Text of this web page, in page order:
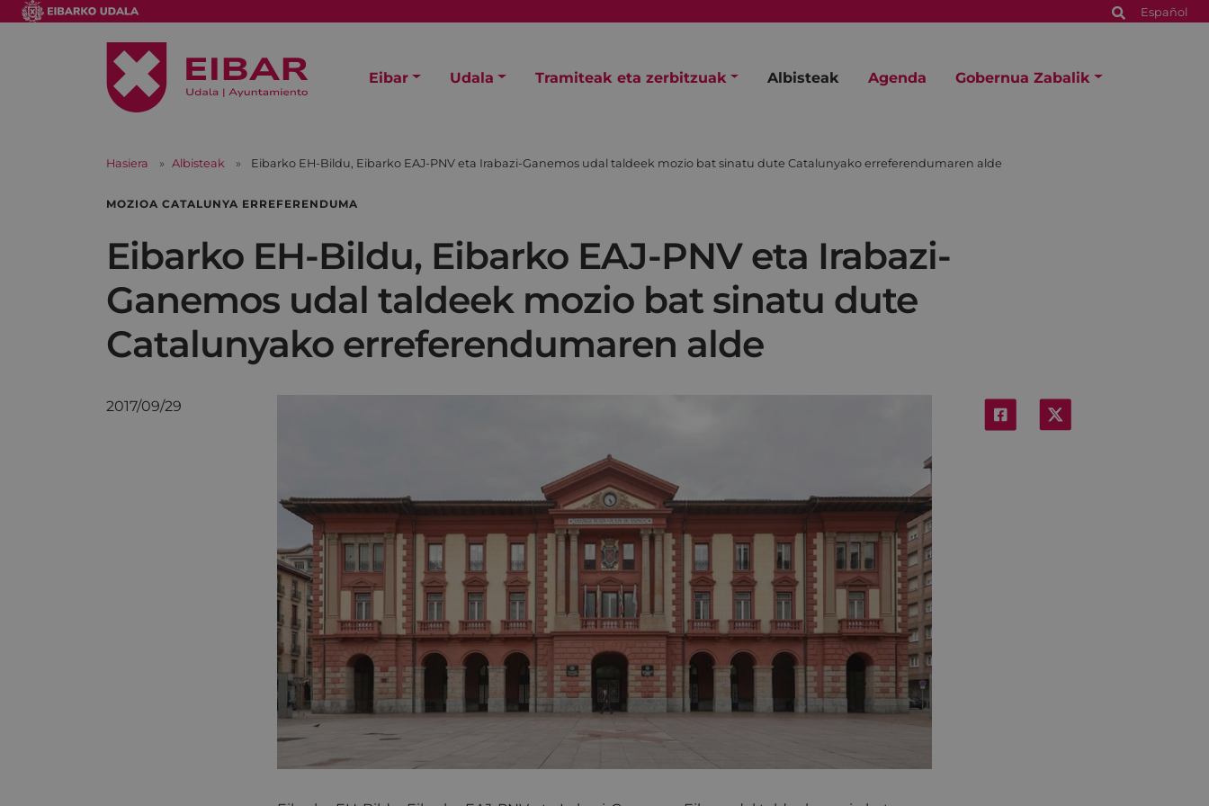
Español
Eibar Udala Tramiteak eta zerbitzuak Albisteak Agenda Gobernua Zabalik
Hasiera Albisteak Eibarko EH-Bildu, Eibarko EAJ-PNV eta Irabazi-Ganemos udal taldeek mozio bat sinatu dute Catalunyako erreferendumaren alde
MOZIOA CATALUNYA ERREFERENDUMA
Eibarko EH-Bildu, Eibarko EAJ-PNV eta Irabazi-
Ganemos udal taldeek mozio bat sinatu dute
Catalunyako erreferendumaren alde
2017/09/29